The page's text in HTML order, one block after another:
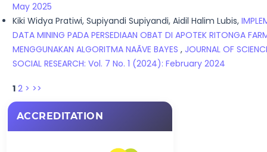
May 2025
Kiki Widya Pratiwi, Supiyandi Supiyandi, Aidil Halim Lubis,
DATA MINING PADA PERSEDIAAN OBAT DI APOTEK RITONGA
MENGGUNAKAN ALGORITMA NAÃVE BAYES , JOURNAL OF
SOCIAL RESEARCH: Vol. 7 No. 1 (2024): February 2024
1 2 > >>
ACCREDITATION